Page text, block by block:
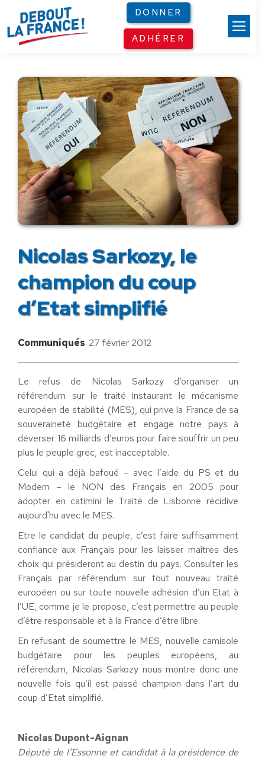
DONNER
ADHÉRER
Nicolas Sarkozy, le
champion du coup
d’Etat simplifié
Communiqués 27 février 2012
Le refus de Nicolas Sarkozy d’organiser un
référendum sur le traité instaurant le mécanisme
européen de stabilité (MES), qui prive la France de sa
souveraineté budgétaire et engage notre pays à
déverser 16 milliards d’euros pour faire souffrir un peu
plus le peuple grec, est inacceptable.
Celui qui a déjà bafoué – avec l’aide du PS et du
Modem – le NON des Français en 2005 pour
adopter en catimini le Traité de Lisbonne récidive
aujourd'hu avec le MES.
Etre le candidat du peuple, c’est faire suffisamment
confiance aux Français pour les laisser maîtres des
choix qui présideront au destin du pays. Consulter les
Français par référendum sur tout nouveau traité
européen ou sur toute nouvelle adhésion d’un Etat à
l’UE, comme je le propose, c’est permettre au peuple
d’être responsable et à la France d’être libre.
En refusant de soumettre le MES, nouvelle camisole
budgétaire pour les peuples européens, au
référendum, Nicolas Sarkozy nous montre donc une
nouvelle fois qu’il est passé champion dans l’art du
coup d’Etat simplifié.
Nicolas Dupont-Aignan
Député de l’Essonne et candidat à la présidence de
Panneau de gestion des cookies